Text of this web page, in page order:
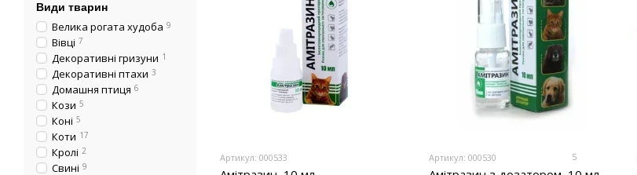
Артикул: 000533 Артикул: 000530 5
Види тварин
Велика рогата худоба 9
Вівці 7
Декоративні гризуни 1
Декоративні птахи 3
Домашня птиця 6
Кози 5
Коні 5
Коти 17
Кролі 2
Свині 9